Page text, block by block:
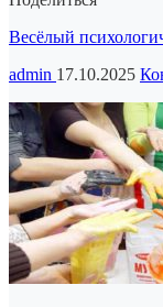
Весёлый
admin 17.10.2025